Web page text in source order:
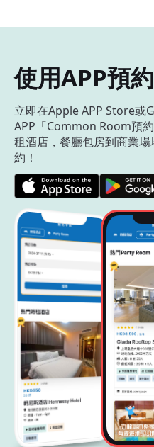
使用APP預
立即在Apple APP Store或
APP「Common Room預
租酒店，餐廳包房到商業
約！